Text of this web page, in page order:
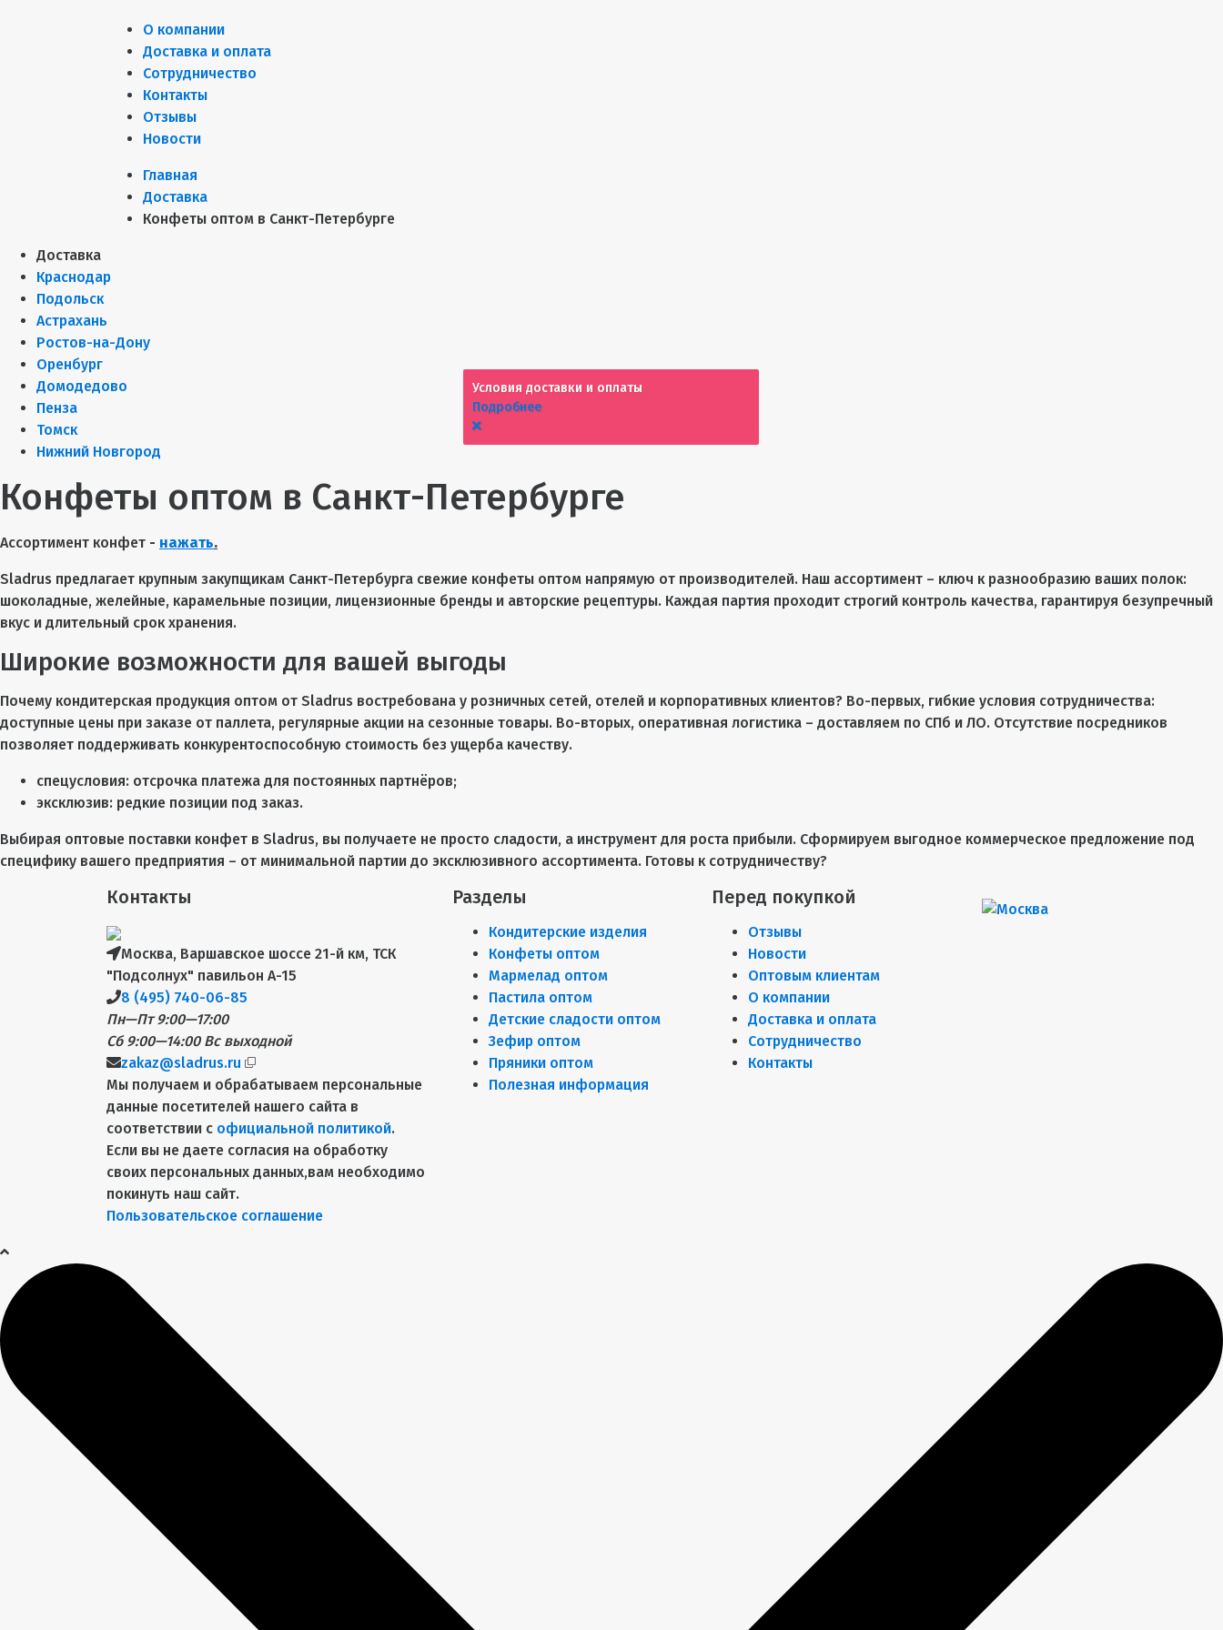
О компании
Доставка и оплата
Сотрудничество
Контакты
Отзывы
Новости
Главная
Доставка
Конфеты оптом в Санкт-Петербурге
Доставка
Краснодар
Подольск
Астрахань
Ростов-на-Дону
Оренбург
Домодедово
Пенза
Томск
Нижний Новгород
Конфеты оптом в Санкт-Петербурге
Ассортимент конфет - нажать.
Sladrus предлагает крупным закупщикам Санкт-Петербурга свежие конфеты оптом напрямую от производителей. Наш ассортимент – ключ к разнообразию ваших полок:
шоколадные, желейные, карамельные позиции, лицензионные бренды и авторские рецептуры. Каждая партия проходит строгий контроль качества, гарантируя безупречный
вкус и длительный срок хранения.
Широкие возможности для вашей выгоды
Почему кондитерская продукция оптом от Sladrus востребована у розничных сетей, отелей и корпоративных клиентов? Во-первых, гибкие условия сотрудничества:
доступные цены при заказе от паллета, регулярные акции на сезонные товары. Во-вторых, оперативная логистика – доставляем по СПб и ЛО. Отсутствие посредников
позволяет поддерживать конкурентоспособную стоимость без ущерба качеству.
спецусловия: отсрочка платежа для постоянных партнёров;
эксклюзив: редкие позиции под заказ.
Выбирая оптовые поставки конфет в Sladrus, вы получаете не просто сладости, а инструмент для роста прибыли. Сформируем выгодное коммерческое предложение под
специфику вашего предприятия – от минимальной партии до эксклюзивного ассортимента. Готовы к сотрудничеству?
Условия доставки и оплаты
Подробнее
Контакты
Москва, Варшавское шоссе 21-й км, ТСК
"Подсолнух" павильон А-15
8 (495) 740-06-85
Пн—Пт 9:00—17:00
Сб 9:00—14:00 Вс выходной
zakaz@sladrus.ru
Мы получаем и обрабатываем персональные
данные посетителей нашего сайта в
соответствии с официальной политикой.
Если вы не даете согласия на обработку
своих персональных данных,вам необходимо
покинуть наш сайт.
Пользовательское соглашение
Разделы
Кондитерские изделия
Конфеты оптом
Мармелад оптом
Пастила оптом
Детские сладости оптом
Зефир оптом
Пряники оптом
Полезная информация
Перед покупкой
Отзывы
Новости
Оптовым клиентам
О компании
Доставка и оплата
Сотрудничество
Контакты